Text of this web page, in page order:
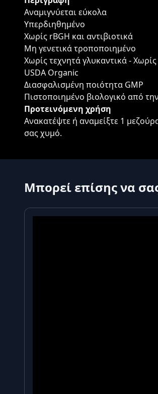
Αναμιγνύεται εύκολα
Υπερδιηθημένο
Χωρίς rBGH και αντιβιοτικά
Μη γενετικά τροποποιημένο
Χωρίς τεχνητά γλυκαντικά -
USDA Organic
Διασφαλισμένη ποιότητα GMP
Πιστοποιημένο βιολογικό από
Προτεινόμενη χρήση
Ανακατέψτε ή αναμείξτε 1
σας χυμό.
Μπορεί επίσης να